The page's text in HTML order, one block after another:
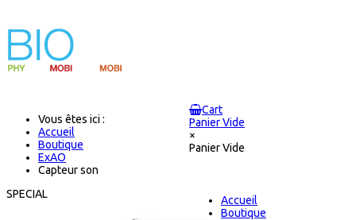
Cart
Panier Vide
×
Panier Vide
Accueil
Boutique
Vous êtes ici :
Accueil
Boutique
ExAO
Capteur son
SPECIAL